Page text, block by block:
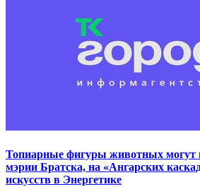
Топиарные фигуры животных могут
мэрии Братска, на «Ангарских
искусств в Энергетике